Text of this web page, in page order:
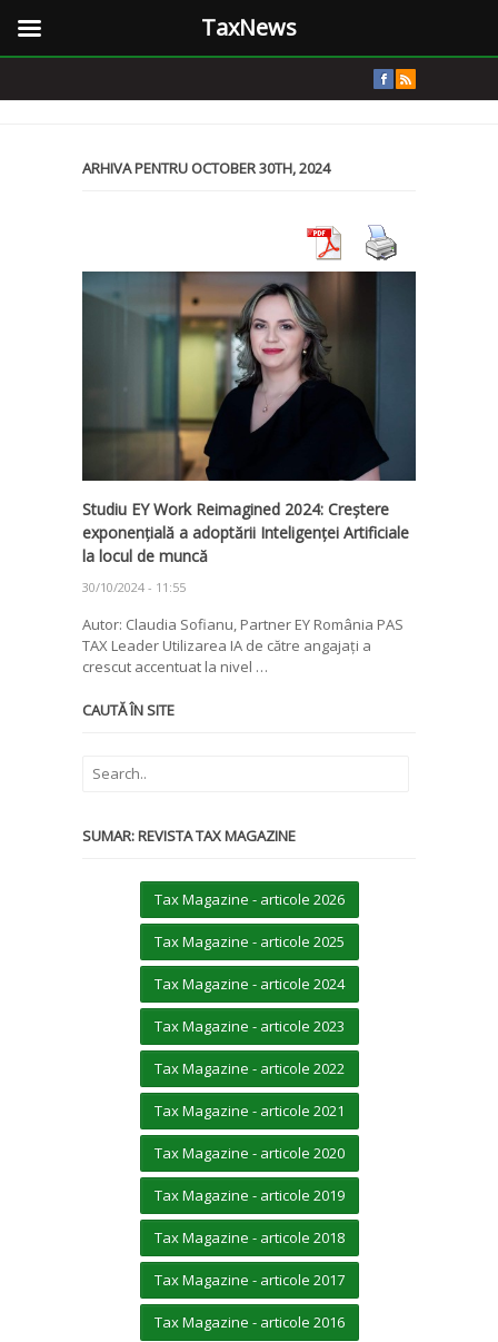
ARHIVA PENTRU OCTOBER 30TH, 2024
Studiu EY Work Reimagined 2024: Creștere
exponențială a adoptării Inteligenței Artificiale
la locul de muncă
30/10/2024 - 11:55
Autor: Claudia Sofianu, Partner EY România PAS
TAX Leader Utilizarea IA de către angajați a
crescut accentuat la nivel …
CAUTĂ ÎN SITE
SUMAR: REVISTA TAX MAGAZINE
Tax Magazine - articole 2026
Tax Magazine - articole 2025
Tax Magazine - articole 2024
Tax Magazine - articole 2023
Tax Magazine - articole 2022
Tax Magazine - articole 2021
Tax Magazine - articole 2020
Tax Magazine - articole 2019
Tax Magazine - articole 2018
Tax Magazine - articole 2017
Tax Magazine - articole 2016
TaxNews